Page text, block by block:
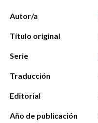
Autor/a
Título original
Serie
Traducción
Editorial
Año de publicación